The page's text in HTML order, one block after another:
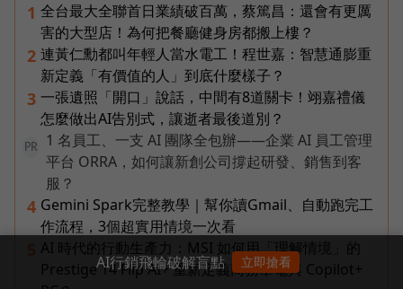
1 全台最大全聯首日業績破百萬，蔡篤昌：還會有更厲
害的大型店！為何把餐廳健身房都搬上樓？
2 連黃仁勳都叫年輕人當水電工！程世嘉：智慧通膨重
新定義「有價值的人」到底什麼樣子？
3 一張遺照「開口」說話，中間有8道關卡！翊嘉禮儀
怎麼做出AI告別式，讓逝者最後道別？
PR
1 名員工、一支 AI 團隊全包辦——企業 AI 員工管理
平台 ORRA，如何讓新創公司撐起研發、銷售到客
服？
4 Gemini Spark完整教學｜幫你讀Gmail、自動跑完工
作流程，3個超實用情境一次看
AI 時代的行動生產力：MSI 如何用「理解情境」的
Prestige 14 Flip AI+ 重新定義商務筆電與 Copilot+
AI行銷飛輪破解盲點 立即搶看